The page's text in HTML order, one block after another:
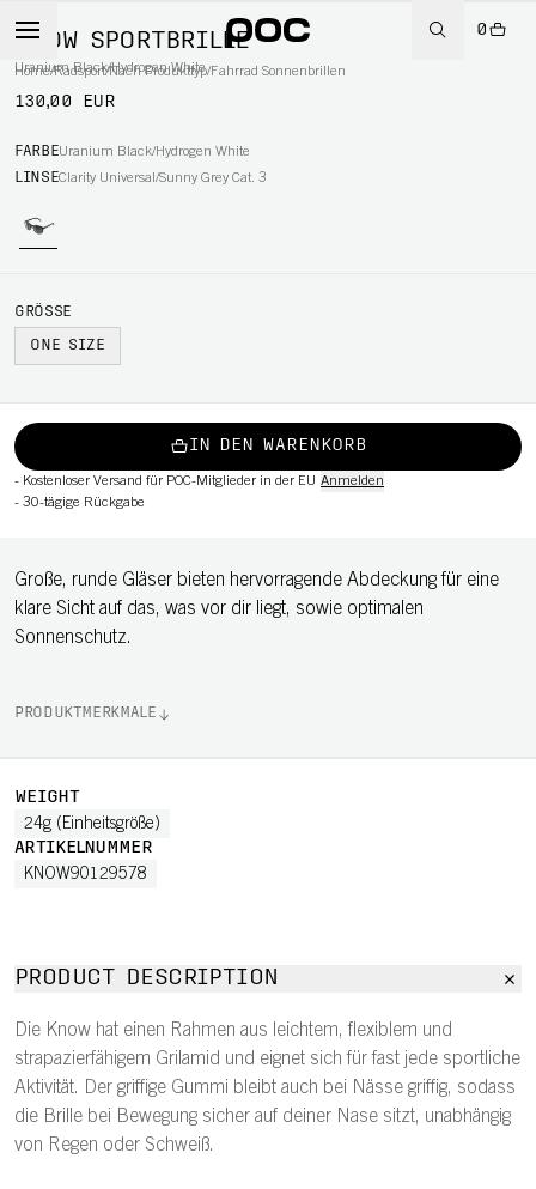
0
Home/Radsport/Nach Produkttyp/Fahrrad Sonnenbrillen
KNOW SPORTBRILLE
Uranium Black/Hydrogen White
130,00 EUR
FARBEUranium Black/Hydrogen White
LINSEClarity Universal/Sunny Grey Cat. 3
GRÖSSE
ONE SIZE
IN DEN WARENKORB
- Kostenloser Versand für POC-Mitglieder in der EU Anmelden
- 30-tägige Rückgabe
Große, runde Gläser bieten hervorragende Abdeckung für eine
klare Sicht auf das, was vor dir liegt, sowie optimalen
Sonnenschutz.
PRODUKTMERKMALE
WEIGHT
24g (Einheitsgröße)
ARTIKELNUMMER
KNOW90129578
PRODUCT DESCRIPTION
Die Know hat einen Rahmen aus leichtem, flexiblem und
strapazierfähigem Grilamid und eignet sich für fast jede sportliche
Aktivität. Der griffige Gummi bleibt auch bei Nässe griffig, sodass
die Brille bei Bewegung sicher auf deiner Nase sitzt, unabhängig
von Regen oder Schweiß.